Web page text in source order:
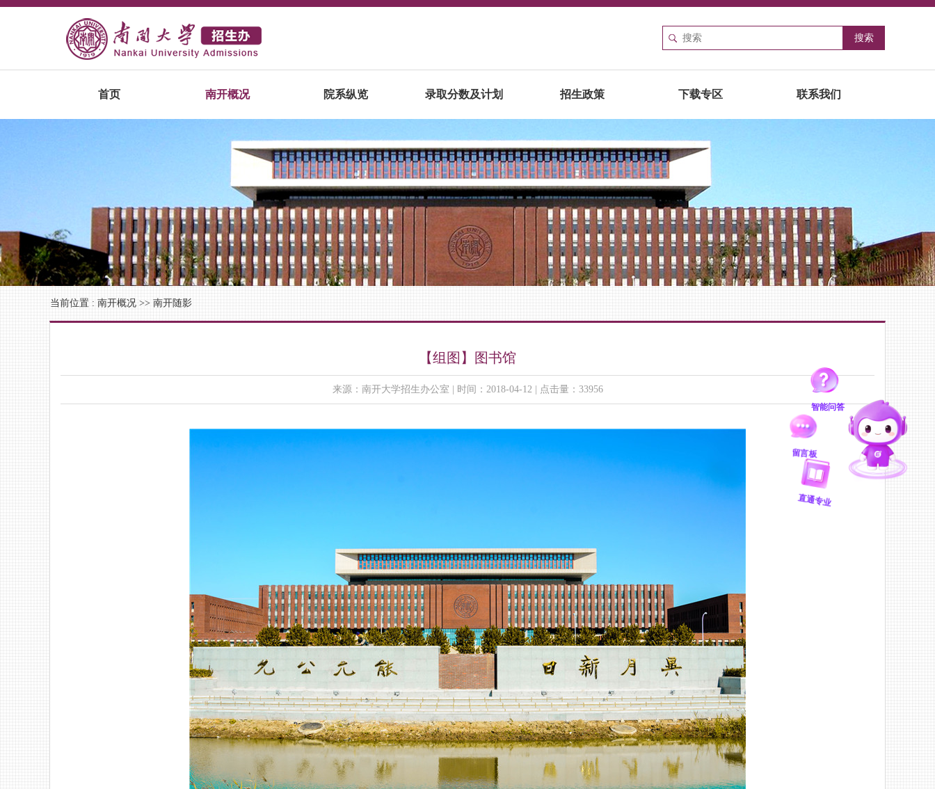
首页 南开概况 院系纵览 录取分数及计划 招生政策 下载专区 联系我们
当前位置 : 南开概况 >> 南开随影
【组图】图书馆
来源：南开大学招生办公室 | 时间：2018-04-12 | 点击量：33956
智能问答
留言板